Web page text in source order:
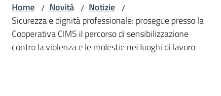
Amministrazione
Novità
Menu selezionato
Home / Novità / Notizie /
Sicurezza e dignità professionale: prosegue presso la
Cooperativa CIMS il percorso di sensibilizzazione
contro la violenza e le molestie nei luoghi di lavoro